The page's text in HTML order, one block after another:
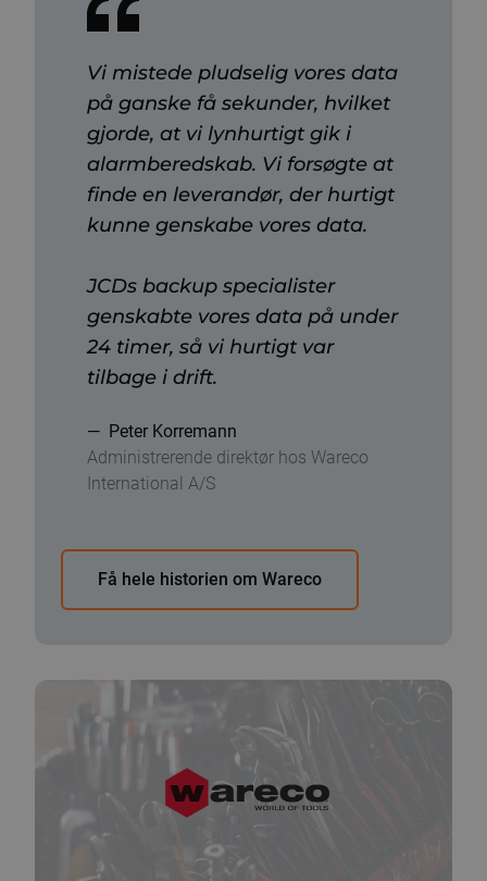
Vi mistede pludselig vores data
på ganske få sekunder, hvilket
gjorde, at vi lynhurtigt gik i
alarmberedskab. Vi forsøgte at
finde en leverandør, der hurtigt
kunne genskabe vores data.
JCDs backup specialister
genskabte vores data på under
24 timer, så vi hurtigt var
tilbage i drift.
Peter Korremann
Administrerende direktør hos Wareco
International A/S
Få hele historien om Wareco